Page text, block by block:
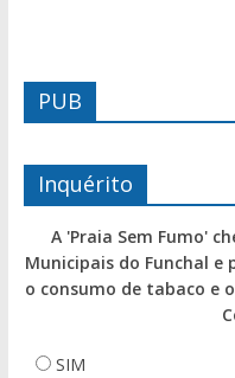
PUB
Inquérito
A 'Praia Sem Fumo'
Municipais do Funchal e
o consumo de tabaco e
SIM